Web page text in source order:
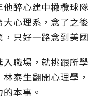
他醉心建中橄欖球
大心理系，念了之
，只好一路念到美
入職場，就挑跟所
林泰生翻開心理學
的本事。